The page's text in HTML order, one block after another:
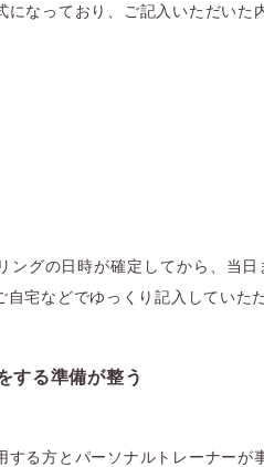
になっており、ご記入いただいた
ングの日時が確定してから、当
宅などでゆっくり記入していた
する準備が整う
する方とパーソナルトレーナーが